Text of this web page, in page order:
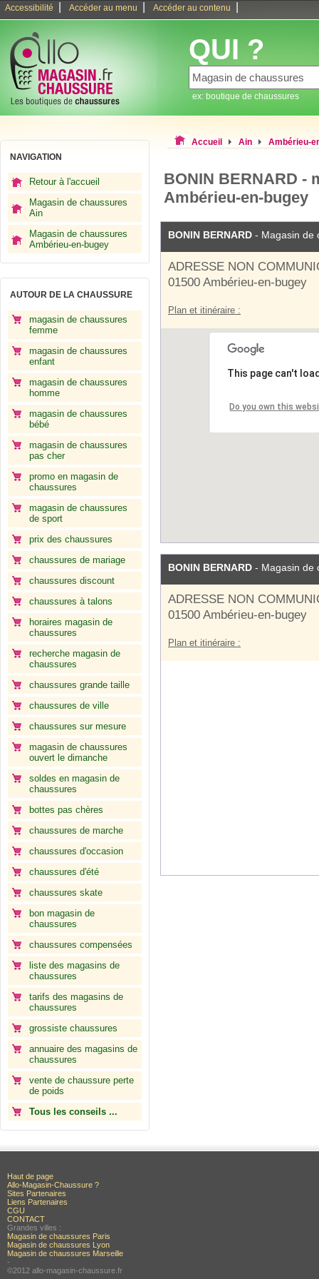
Accessibilité Accéder au menu Accéder au contenu
QUI ?
ex: boutique de chaussures
NAVIGATION
Retour à l'accueil
Magasin de chaussures
Ain
Magasin de chaussures
Ambérieu-en-bugey
AUTOUR DE LA CHAUSSURE
magasin de chaussures
femme
magasin de chaussures
enfant
magasin de chaussures
homme
magasin de chaussures
bébé
magasin de chaussures
pas cher
promo en magasin de
chaussures
magasin de chaussures
de sport
prix des chaussures
chaussures de mariage
chaussures discount
chaussures à talons
horaires magasin de
chaussures
recherche magasin de
chaussures
chaussures grande taille
chaussures de ville
chaussures sur mesure
magasin de chaussures
ouvert le dimanche
soldes en magasin de
chaussures
bottes pas chères
chaussures de marche
chaussures d'occasion
chaussures d'été
chaussures skate
bon magasin de
chaussures
chaussures compensées
liste des magasins de
chaussures
tarifs des magasins de
chaussures
grossiste chaussures
annuaire des magasins de
chaussures
vente de chaussure perte
de poids
Tous les conseils ...
Accueil Ain Ambérieu-
BONIN BERNARD -
Ambérieu-en-bugey
BONIN BERNARD - Magasin de
ADRESSE NON
01500 Ambérieu-en-bugey
Plan et itinéraire :
This page can't
Do you own this
BONIN BERNARD - Magasin de
ADRESSE NON
01500 Ambérieu-en-bugey
Plan et itinéraire :
Haut de page
Allo-Magasin-Chaussure ?
Sites Partenaires
Liens Partenaires
CGU
CONTACT
Grandes villes :
Magasin de chaussures Paris
Magasin de chaussures Lyon
Magasin de chaussures Marseille
-
©2012 allo-magasin-chaussure.fr